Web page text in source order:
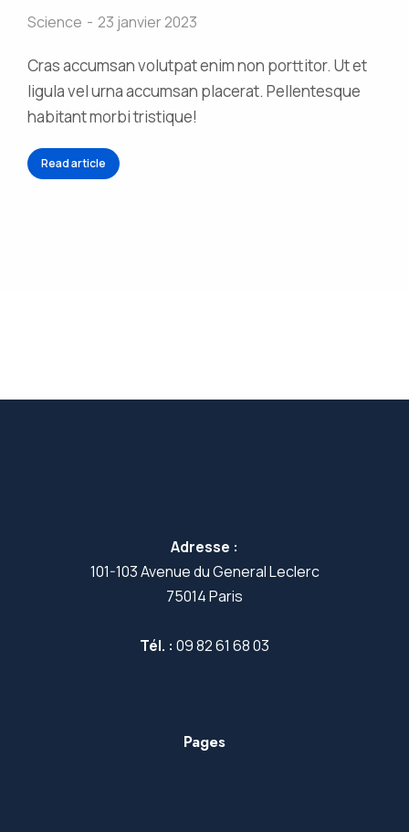
Science 23 janvier 2023
Cras accumsan volutpat enim non porttitor. Ut et
ligula vel urna accumsan placerat. Pellentesque
habitant morbi tristique!
Read article
Adresse :
101-103 Avenue du General Leclerc
75014 Paris
Tél. : 09 82 61 68 03
Pages